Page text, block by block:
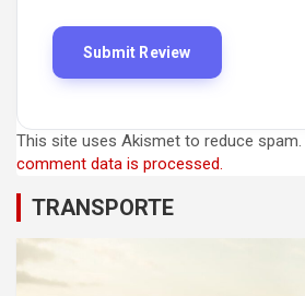
This site uses Akismet to reduce spam.
comment data is processed.
TRANSPORTE